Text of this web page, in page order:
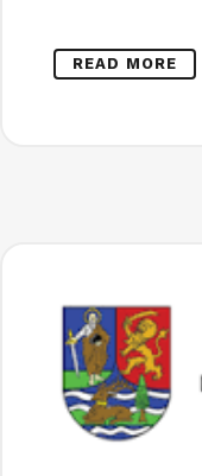
READ MORE